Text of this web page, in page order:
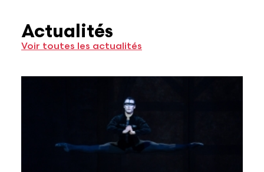
Actualités
Voir toutes les actualités